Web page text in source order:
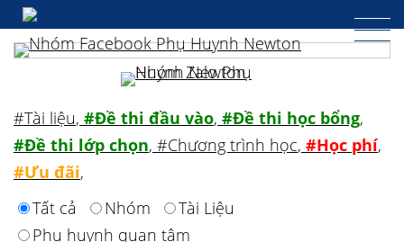
#Tài liệu, #Đề thi đầu vào, #Đề thi học bổng,
#Đề thi lớp chọn, #Chương trình học, #Học phí,
#Ưu đãi,
Tất cả
Nhóm
Tài Liệu
Phụ huynh quan tâm